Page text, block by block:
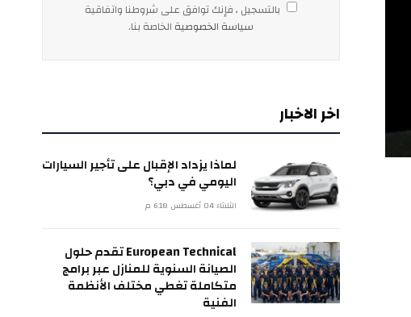
بالتسجيل ، فإنك توافق على شروطنا واتفاقية
سياسة الخصوصية الخاصة بنا.
اخر الاخبار
لماذا يزداد الإقبال على تأجير السيارات
اليومي في دبي؟
الثلاثاء 04 أغسطس 6:18 م
European Technical تقدم حلول
الصيانة السنوية للمنازل عبر برامج
متكاملة تغطي مختلف الأنظمة
الفنية